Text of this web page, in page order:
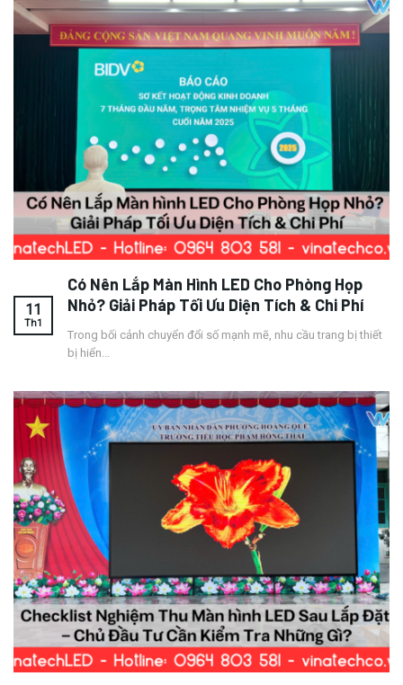
Có Nên Lắp Màn Hình LED Cho Phòng Họp
Nhỏ? Giải Pháp Tối Ưu Diện Tích & Chi Phí
Trong bối cảnh chuyển đổi số mạnh mẽ, nhu cầu trang bị thiết
bị hiển...
11
Th1